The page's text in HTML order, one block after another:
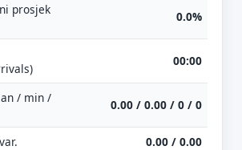
prosjek
0.0%
00:00
/ min /
0.00 / 0.00 / 0 / 0
0.00 / 0.00